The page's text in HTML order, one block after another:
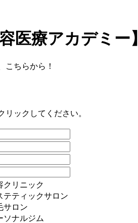
医療アカデミー】
こちらから！
ックしてください。
クリニック
テティックサロン
サロン
ソナルジム